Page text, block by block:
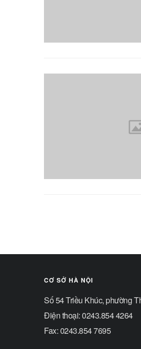
CƠ SỞ HÀ NỘI
Số 54 Triều Khúc, phường
Điện thoại: 0243.854 4264
Fax: 0243.854 7695